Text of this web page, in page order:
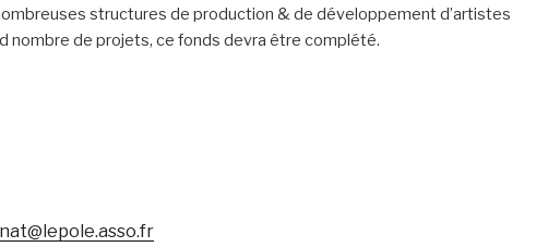
structures de production & de développement d’artistes
nombre de projets, ce fonds devra être complété.